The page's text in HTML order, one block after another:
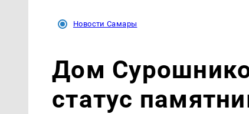
Новости Самары
Дом
статус